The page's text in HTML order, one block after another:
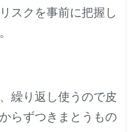
スクを事前に把握し
繰り返し使うので皮
らずつきまとうもの